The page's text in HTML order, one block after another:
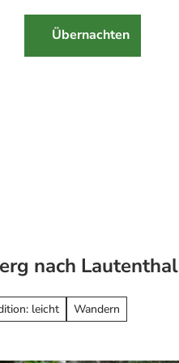
Übernachten
nach Lautenthal
leicht Wandern